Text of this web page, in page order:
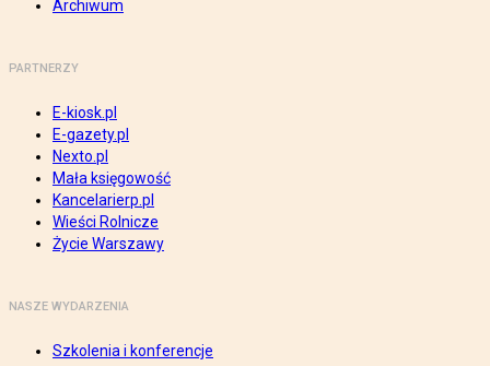
Archiwum
PARTNERZY
E-kiosk.pl
E-gazety.pl
Nexto.pl
Mała księgowość
Kancelarierp.pl
Wieści Rolnicze
Życie Warszawy
NASZE WYDARZENIA
Szkolenia i konferencje